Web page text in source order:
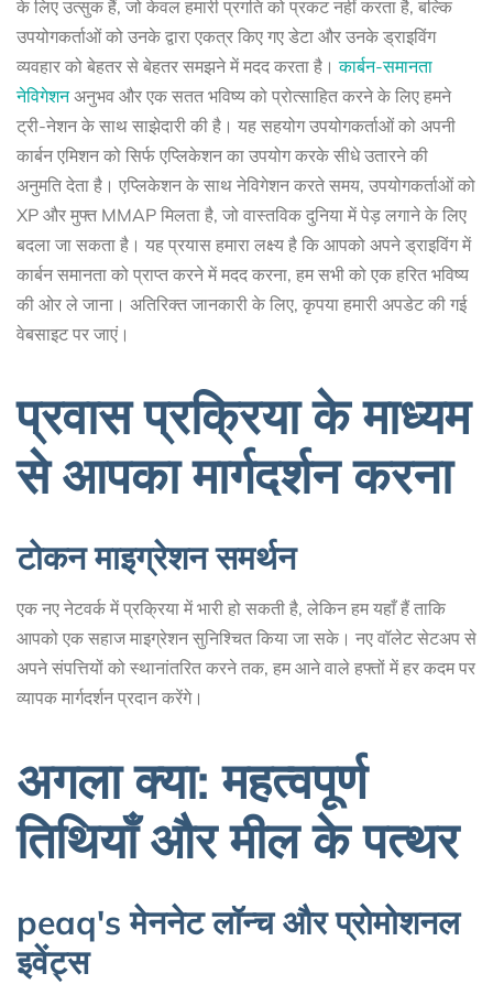
के लिए उत्सुक हैं, जो केवल हमारी प्रगति को प्रकट नहीं करता है, बल्कि
उपयोगकर्ताओं को उनके द्वारा एकत्र किए गए डेटा और उनके ड्राइविंग
व्यवहार को बेहतर से बेहतर समझने में मदद करता है।कार्बन-समानता
नेविगेशनअनुभव और एक सतत भविष्य को प्रोत्साहित करने के लिए हमने
ट्री-नेशन के साथ साझेदारी की है। यह सहयोग उपयोगकर्ताओं को अपनी
कार्बन एमिशन को सिर्फ एप्लिकेशन का उपयोग करके सीधे उतारने की
अनुमति देता है। एप्लिकेशन के साथ नेविगेशन करते समय, उपयोगकर्ताओं को
XP और मुफ्त MMAP मिलता है, जो वास्तविक दुनिया में पेड़ लगाने के लिए
बदला जा सकता है। यह प्रयास हमारा लक्ष्य है कि आपको अपने ड्राइविंग में
कार्बन समानता को प्राप्त करने में मदद करना, हम सभी को एक हरित भविष्य
की ओर ले जाना। अतिरिक्त जानकारी के लिए, कृपया हमारी अपडेट की गई
वेबसाइट पर जाएं।
प्रवास प्रक्रिया के माध्यम
से आपका मार्गदर्शन करना
टोकन माइग्रेशन समर्थन
एक नए नेटवर्क में प्रक्रिया में भारी हो सकती है, लेकिन हम यहाँ हैं ताकि
आपको एक सहाज माइग्रेशन सुनिश्चित किया जा सके। नए वॉलेट सेटअप से
अपने संपत्तियों को स्थानांतरित करने तक, हम आने वाले हफ्तों में हर कदम पर
व्यापक मार्गदर्शन प्रदान करेंगे।
अगला क्या: महत्वपूर्ण
तिथियाँ और मील के पत्थर
peaq's मेननेट लॉन्च और प्रोमोशनल
इवेंट्स